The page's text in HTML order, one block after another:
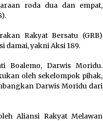
roda dua dan empat,
Rakyat Bersatu (GRB)
damai, yakni Aksi 189.
Boalemo, Darwis Moridu.
oleh sekelompok pihak,
Darwis Moridu dari
Aliansi Rakyat Melawan